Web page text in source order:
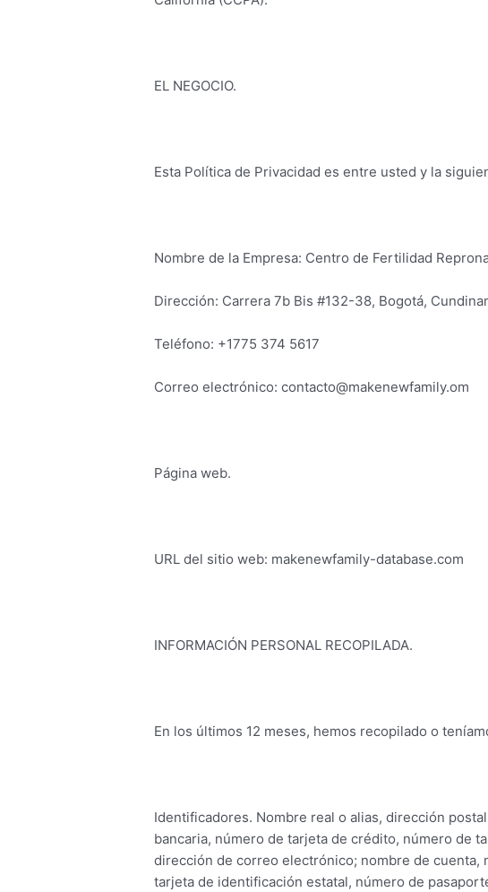
EL NEGOCIO.
Esta Política de Privacidad es entre usted y la
Nombre de la Empresa: Centro de Fertilidad
Dirección: Carrera 7b Bis #132-38, Bogotá,
Teléfono: +1775 374 5617
Correo electrónico: contacto@makenewfamily.om
Página web.
URL del sitio web: makenewfamily-database.com
INFORMACIÓN PERSONAL RECOPILADA.
En los últimos 12 meses, hemos recopilado o
Identificadores. Nombre real o alias, dirección
bancaria, número de tarjeta de crédito, número de
dirección de correo electrónico; nombre de cuenta,
tarjeta de identificación estatal, número de